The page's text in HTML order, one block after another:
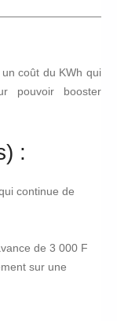
coût du KWh qui
pouvoir booster
:
continue de
de 3 000 F
sur une